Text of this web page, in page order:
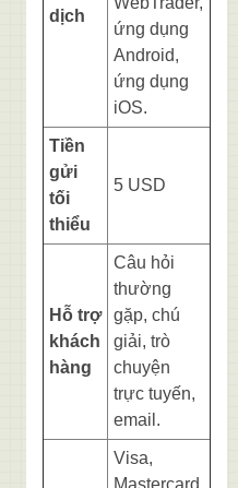
dịch
ứng dụng
Android,
ứng dụng
iOS.
Tiền
gửi
tối
thiểu
5 USD
Hỗ trợ
khách
hàng
Câu hỏi
thường
gặp, chú
giải, trò
chuyện
trực tuyến,
email.
Visa,
Mastercard,